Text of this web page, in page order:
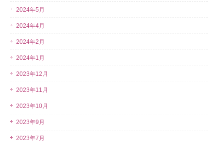
2024年5月
2024年4月
2024年2月
2024年1月
2023年12月
2023年11月
2023年10月
2023年9月
2023年7月